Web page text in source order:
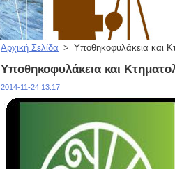
Αρχική Σελίδα > Υποθηκοφυλάκεια και
Υποθηκοφυλάκεια και
2014-11-24 13:17